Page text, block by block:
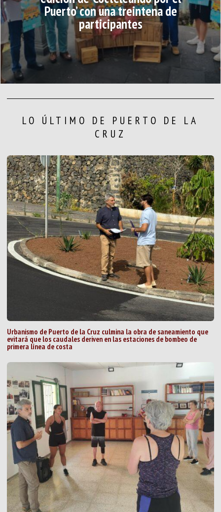
Puerto’ con una treintena de
participantes
LO ÚLTIMO DE PUERTO DE LA
CRUZ
Urbanismo de Puerto de la Cruz culmina la obra de saneamiento que
evitará que los caudales deriven en las estaciones de bombeo de
primera línea de costa